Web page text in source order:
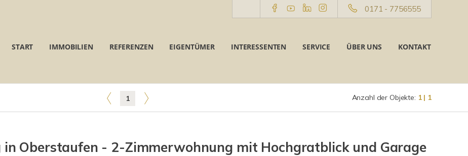
0171 - 7756555
START IMMOBILIEN REFERENZEN EIGENTÜMER INTERESSENTEN SERVICE ÜBER UNS KONTAKT
1 Anzahl der Objekte: 1 | 1
Oberstaufen - 2-Zimmerwohnung mit Hochgratblick und Garage